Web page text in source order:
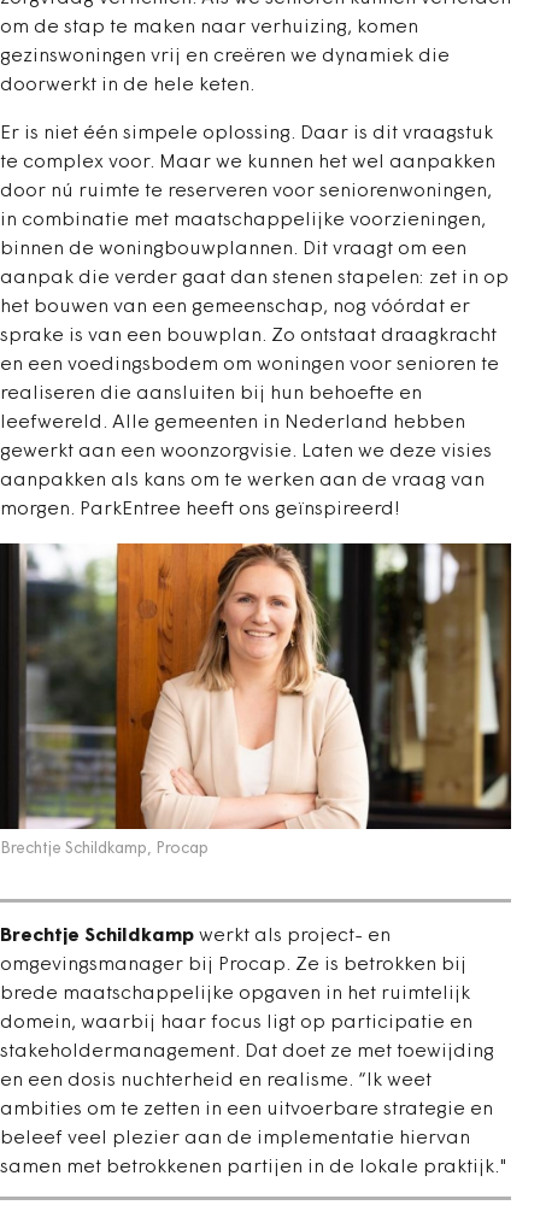
om de stap te maken naar verhuizing, komen
gezinswoningen vrij en creëren we dynamiek die
doorwerkt in de hele keten.
Er is niet één simpele oplossing. Daar is dit vraagstuk
te complex voor. Maar we kunnen het wel aanpakken
door nú ruimte te reserveren voor seniorenwoningen,
in combinatie met maatschappelijke voorzieningen,
binnen de woningbouwplannen. Dit vraagt om een
aanpak die verder gaat dan stenen stapelen: zet in op
het bouwen van een gemeenschap, nog vóórdat er
sprake is van een bouwplan. Zo ontstaat draagkracht
en een voedingsbodem om woningen voor senioren te
realiseren die aansluiten bij hun behoefte en
leefwereld. Alle gemeenten in Nederland hebben
gewerkt aan een woonzorgvisie. Laten we deze visies
aanpakken als kans om te werken aan de vraag van
morgen. ParkEntree heeft ons geïnspireerd!
Brechtje Schildkamp, Procap
Brechtje Schildkamp werkt als project- en
omgevingsmanager bij Procap. Ze is betrokken bij
brede maatschappelijke opgaven in het ruimtelijk
domein, waarbij haar focus ligt op participatie en
stakeholdermanagement. Dat doet ze met toewijding
en een dosis nuchterheid en realisme. “Ik weet
ambities om te zetten in een uitvoerbare strategie en
beleef veel plezier aan de implementatie hiervan
samen met betrokkenen partijen in de lokale praktijk."